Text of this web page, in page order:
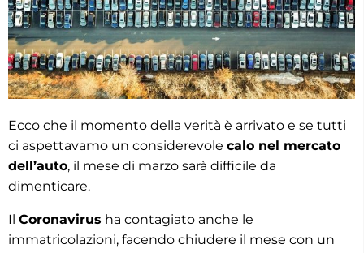
Ecco che il momento della verità è arrivato e se tutti
ci aspettavamo un considerevole calo nel mercato
dell’auto, il mese di marzo sarà difficile da
dimenticare.
Il Coronavirus ha contagiato anche le
immatricolazioni, facendo chiudere il mese con un